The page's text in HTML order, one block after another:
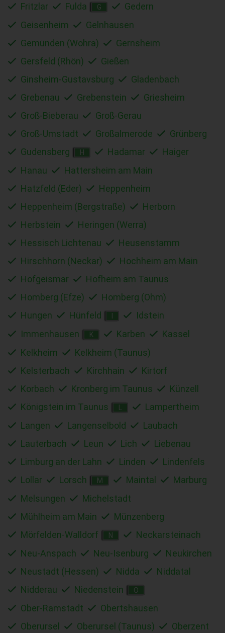
Fritzlar
Fulda G
Gedern
Geisenheim
Gelnhausen
Gemünden (Wohra)
Gernsheim
Gersfeld (Rhön)
Gießen
Ginsheim-Gustavsburg
Gladenbach
Grebenau
Grebenstein
Griesheim
Groß-Bieberau
Groß-Gerau
Groß-Umstadt
Großalmerode
Grünberg
Gudensberg
H Hadamar
Haiger
Hanau
Hattersheim am Main
Hatzfeld (Eder)
Heppenheim
Heppenheim (Bergstraße)
Herborn
Herbstein
Heringen (Werra)
Hessisch Lichtenau
Heusenstamm
Hirschhorn (Neckar)
Hochheim am Main
Hofgeismar
Hofheim am Taunus
Homberg (Efze)
Homberg (Ohm)
Hungen
Hünfeld
Idstein
Immenhausen
K Karben
Kassel
Kelkheim
Kelkheim (Taunus)
Kelsterbach
Kirchhain
Kirtorf
Korbach
Kronberg im Taunus
Künzell
Königstein im Taunus
Lampertheim
Langen
Langenselbold
Laubach
Lauterbach
Leun Lich
Liebenau
Limburg an der Lahn
Linden
Lindenfels
Lollar
Lorsch M Maintal
Marburg
Melsungen
Michelstadt
Mühlheim am Main
Münzenberg
Mörfelden-Walldorf
N
Neckarsteinach
Neu-Anspach
Neu-Isenburg
Neukirchen
Neustadt (Hessen)
Nidda
Niddatal
Nidderau
Niedenstein O
Ober-Ramstadt
Obertshausen
Oberursel
Oberursel (Taunus)
Oberzent